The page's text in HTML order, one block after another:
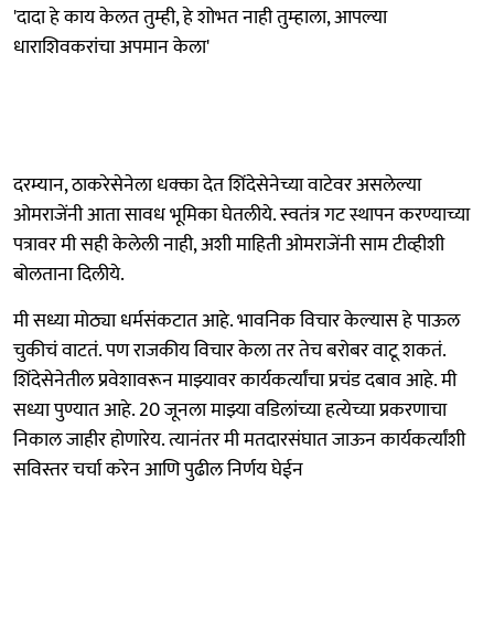
'दादा हे काय केलत तुम्ही, हे शोभत नाही तुम्हाला, आपल्या
धाराशिवकरांचा अपमान केला'
दरम्यान, ठाकरेसेनेला धक्का देत शिंदेसेनेच्या वाटेवर असलेल्या
ओमराजेंनी आता सावध भूमिका घेतलीये. स्वतंत्र गट स्थापन करण्याच्या
पत्रावर मी सही केलेली नाही, अशी माहिती ओमराजेंनी साम टीव्हीशी
बोलताना दिलीये.
मी सध्या मोठ्या धर्मसंकटात आहे. भावनिक विचार केल्यास हे पाऊल
चुकीचं वाटतं. पण राजकीय विचार केला तर तेच बरोबर वाटू शकतं.
शिंदेसेनेतील प्रवेशावरून माझ्यावर कार्यकर्त्यांचा प्रचंड दबाव आहे. मी
सध्या पुण्यात आहे. 20 जूनला माझ्या वडिलांच्या हत्येच्या प्रकरणाचा
निकाल जाहीर होणारेय. त्यानंतर मी मतदारसंघात जाऊन कार्यकर्त्यांशी
सविस्तर चर्चा करेन आणि पुढील निर्णय घेईन